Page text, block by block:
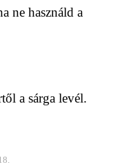
ne használd a
a sárga levél.